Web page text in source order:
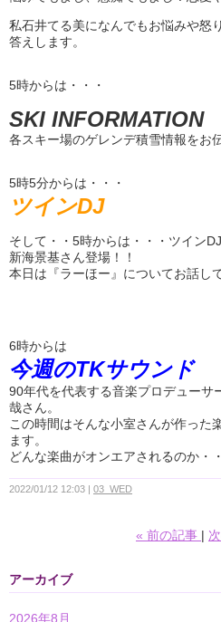
私石井てる美になんでもお悩みや怒
答えします。
5時からは・・・
SKI INFORMATION
各スキー場のゲレンデ積雪情報をお
5時5分からは・・・
ツインDJ
そして・・5時からは・・・ツイン
新海景基さん登場！！
本日は『ラーほー』についてお話し
6時からは
今週のTKサウンド
90年代を代表する音楽プロデューサ
哉さん。
この時間はそんな小室さんが作った
ます。
どんな楽曲がオンエアされるのか・
2022/01/12 12:03 03_WED
« 前の記事
アーカイブ
2026年8月